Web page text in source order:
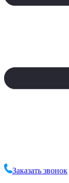
Заказать звонок